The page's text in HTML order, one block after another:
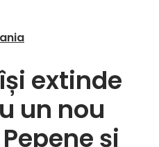
extinde
un nou
și